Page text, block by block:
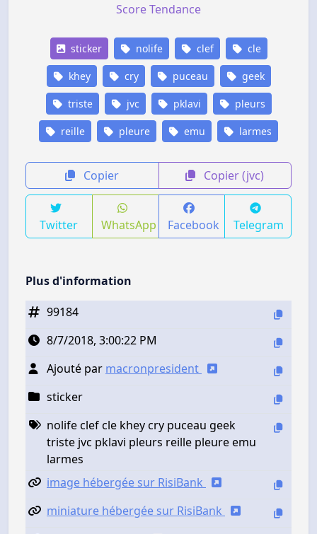
Score Tendance
sticker nolife clef cle
khey cry puceau geek
triste jvc pklavi pleurs
reille pleure emu larmes
Copier Copier (jvc)
Twitter WhatsApp Facebook Telegram
Plus d'information
99184
8/7/2018, 3:00:22 PM
Ajouté par macronpresident
sticker
nolife clef cle khey cry puceau geek
triste jvc pklavi pleurs reille pleure emu
larmes
image hébergée sur RisiBank
miniature hébergée sur RisiBank